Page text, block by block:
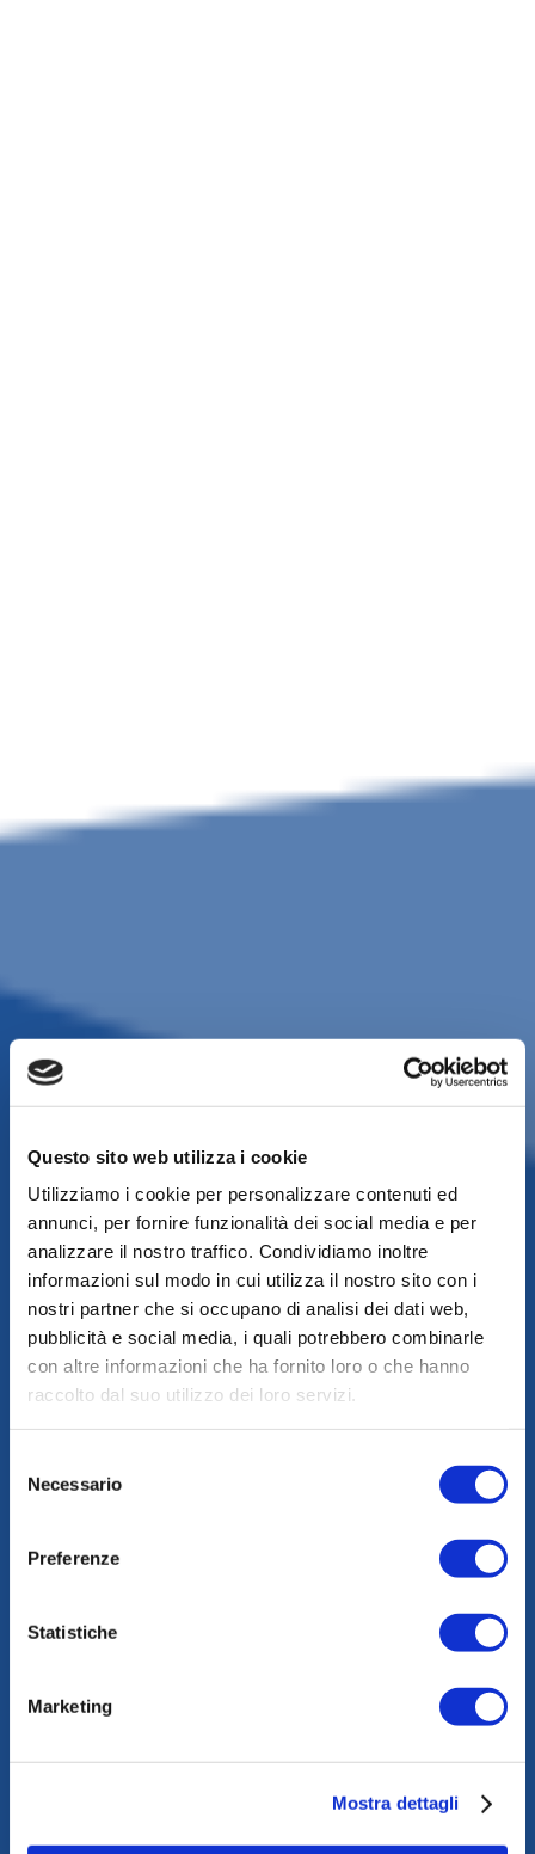
Questo sito web utilizza i cookie
Utilizziamo i cookie per personalizzare contenuti ed
annunci, per fornire funzionalità dei social media e per
analizzare il nostro traffico. Condividiamo inoltre
informazioni sul modo in cui utilizza il nostro sito con i
nostri partner che si occupano di analisi dei dati web,
pubblicità e social media, i quali potrebbero combinarle
con altre informazioni che ha fornito loro o che hanno
raccolto dal suo utilizzo dei loro servizi.
delNecessario
Preferenze
Statistiche
Marketing
Mostra dettagli
Fisso su Misura
Fisso su Misura è l’offerta Energit a prezzo fisso per 12
mesi consigliata alle piccole e medie imprese con consumi
annui superiori a 30.000 kWh. Fisso su Misura ti offre la
certezza e la stabilità della componente energia distinta
per fasce orarie di prezzo e ti mette al riparo dai rincari
del mercato. È adatta a piccole e medie imprese quali bar,
Prezzo fisso 12 mesi: F1 0,2146 €/kWh – F2 0,1960
Prezzo distinto per fasce orarie